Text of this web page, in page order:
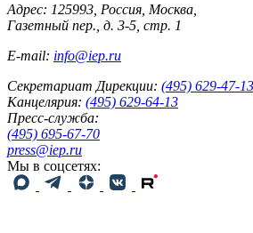
Адрес: 125993, Россия, Москва,
Газетный пер., д. 3-5, стр. 1
E-mail: info@iep.ru
Секретариат Дирекции: (495) 629-47-13
Канцелярия: (495) 629-64-13
Пресс-служба:
(495) 695-67-70
press@iep.ru
Мы в соцсетях: